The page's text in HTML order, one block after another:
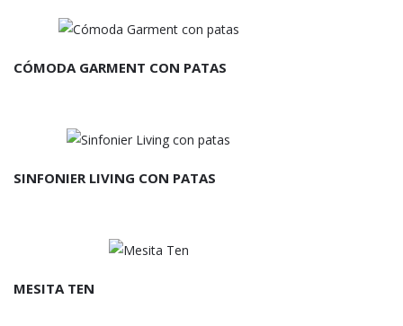
CÓMODA GARMENT CON PATAS
SINFONIER LIVING CON PATAS
MESITA TEN